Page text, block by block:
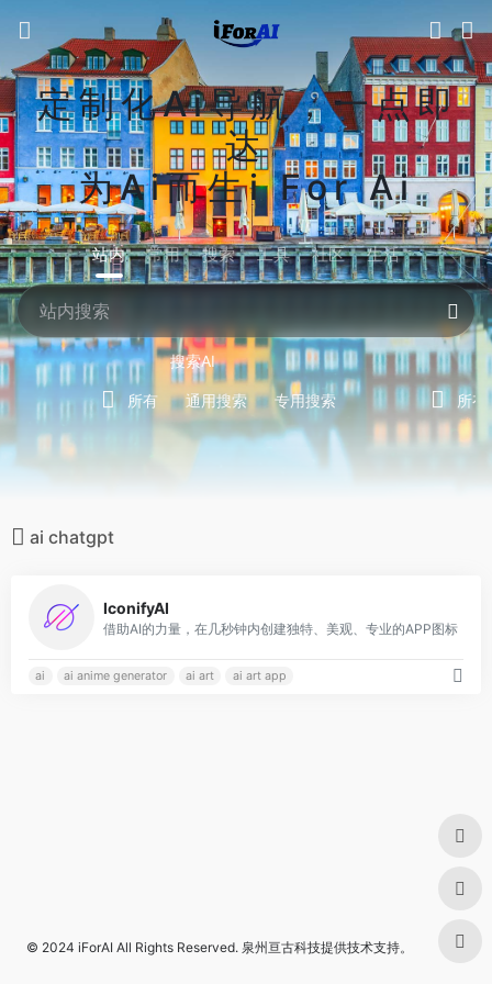
定制化Ai导航，一点即
达
为Ai而生i For Ai
站内 常用 搜索 工具 社区 生活
搜索AI
所有 通用搜索 专用搜索 所有
ai chatgpt
IconifyAI
借助AI的力量，在几秒钟内创建独特、美观、专业的APP图标
ai ai anime generator ai art ai art app
© 2024 iForAI All Rights Reserved. 泉州亘古科技提供技术支持。